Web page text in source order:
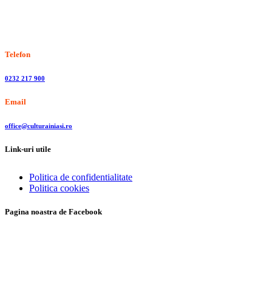
Telefon
0232 217 900
Email
office@culturainiasi.ro
Link-uri utile
Politica de confidentialitate
Politica cookies
Pagina noastra de Facebook